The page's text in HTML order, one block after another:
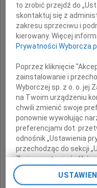
większość
był
opór do
był
to zrobić przejdź do
skontaktuj się z
zakresu sprzeciwu i
kierowany. Więcej
Prywatności Wyborcza.pl
Poprzez kliknięcie
zainstalowanie i
Wyborczej sp. z o. o. jej
na Twoim urządzeniu
chwili zmienić swoje
ponownie wywołując
preferencjami dot.
odnośnik „Ustawienia
przechodząc do sekcji
Zmiana ustawień
pomocą ustawień